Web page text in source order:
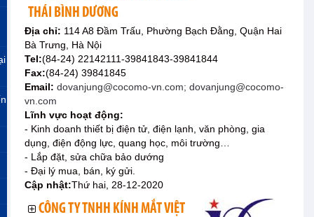
THÁI BÌNH DƯƠNG
Địa chỉ: 114 A8 Đầm Trấu, Phường Bạch Đằng, Quận Hai
Bà Trưng, Hà Nội
Tel:(84-24) 22142111-39841843-39841844
Fax:(84-24) 39841845
Email: dovanjung@cocomo-vn.com; dovanjung@cocomo-
vn.com
Lĩnh vực hoạt động:
- Kinh doanh thiết bị điện tử, điện lạnh, văn phòng, gia
dụng, điện động lực, quang học, môi trường…
- Lắp đặt, sửa chữa bảo dướng
- Đại lý mua, bán, ký gửi.
Cập nhật:Thứ hai, 28-12-2020
CÔNG TY TNHH KÍNH MẮT VIỆT